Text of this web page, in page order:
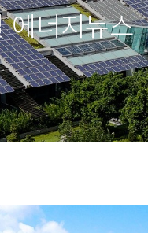
너지뉴스